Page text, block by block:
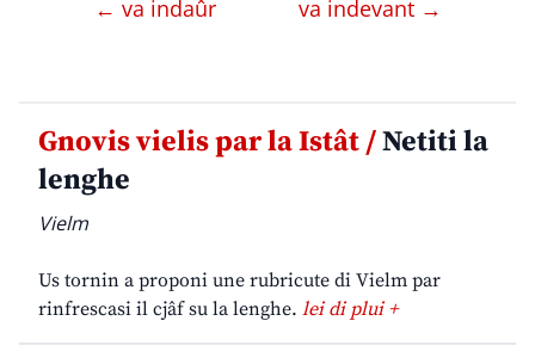
← va indaûr va indevant →
Gnovis vielis par la Istât /Netiti la
lenghe
Vielm
Us tornin a proponi une rubricute di Vielm par
rinfrescasi il cjâf su la lenghe. lei di plui +